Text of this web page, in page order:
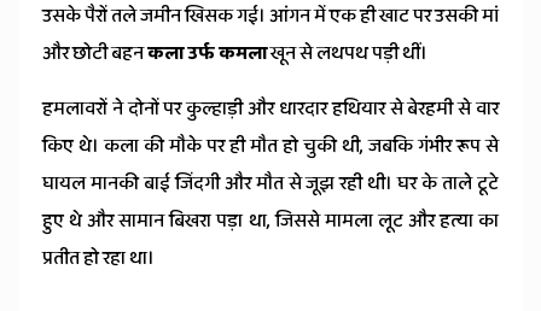
उसके पैरों तले जमीन खिसक गई। आंगन में एक ही खाट पर उसकी मां
और छोटी बहनकला उर्फ कमलाखून से लथपथ पड़ी थीं।
हमलावरों ने दोनों पर कुल्हाड़ी और धारदार हथियार से बेरहमी से वार
किए थे। कला की मौके पर ही मौत हो चुकी थी, जबकि गंभीर रूप से
घायल मानकी बाई जिंदगी और मौत से जूझ रही थी। घर के ताले टूटे
हुए थे और सामान बिखरा पड़ा था, जिससे मामला लूट और हत्या का
प्रतीत हो रहा था।